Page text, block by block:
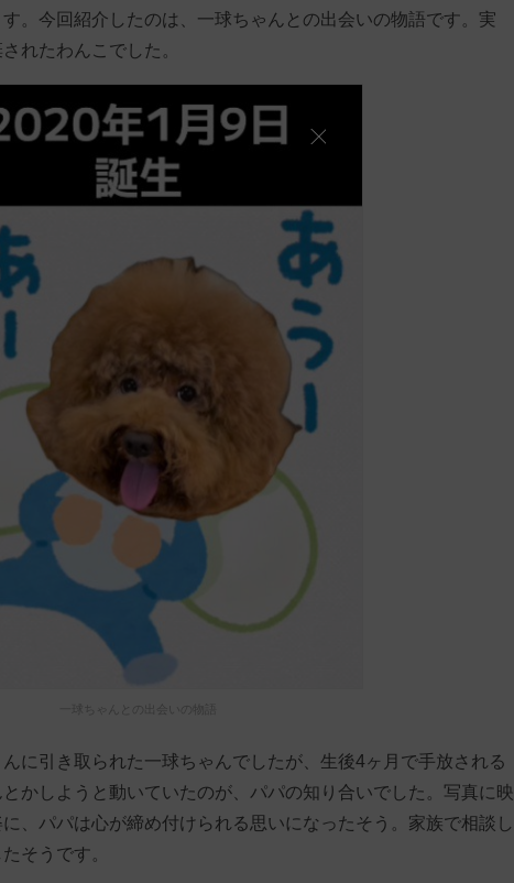
。今回紹介したのは、一球ちゃんとの出会いの物語です。実
れたわんこでした。
に引き取られた一球ちゃんでしたが、生後4ヶ月で手放される
かしようと動いていたのが、パパの知り合いでした。写真に映
、パパは心が締め付けられる思いになったそう。家族で相談し
そうです。